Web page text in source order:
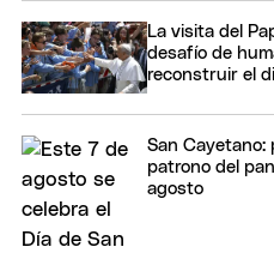
La visita del
desafío de
reconstruir el
San Cayetano:
patrono del
agosto